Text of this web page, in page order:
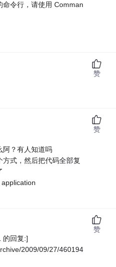
命令行，请使用 Comman
赞
阿？有人知道吗
式，然后把代码全部复
赞
的回复:]
2009/09/27/460194
赞